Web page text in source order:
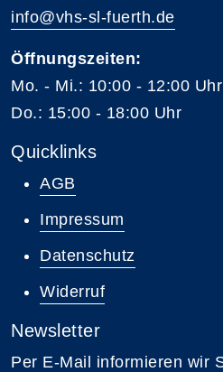
info@vhs-sl-fuerth.de
Öffnungszeiten:
Mo. - Mi.: 10:00 - 12:00 Uhr
Do.: 15:00 - 18:00 Uhr
Quicklinks
AGB
Impressum
Datenschutz
Widerruf
Newsletter
Per E-Mail informieren wir